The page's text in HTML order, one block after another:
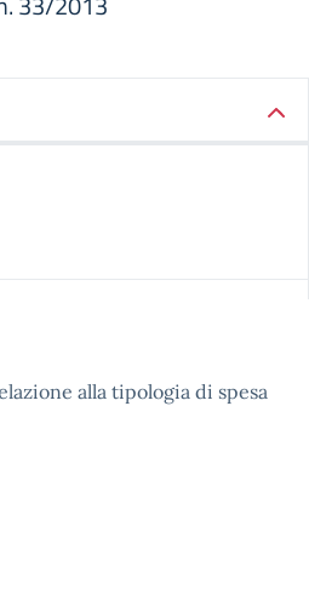
alla tipologia di spesa